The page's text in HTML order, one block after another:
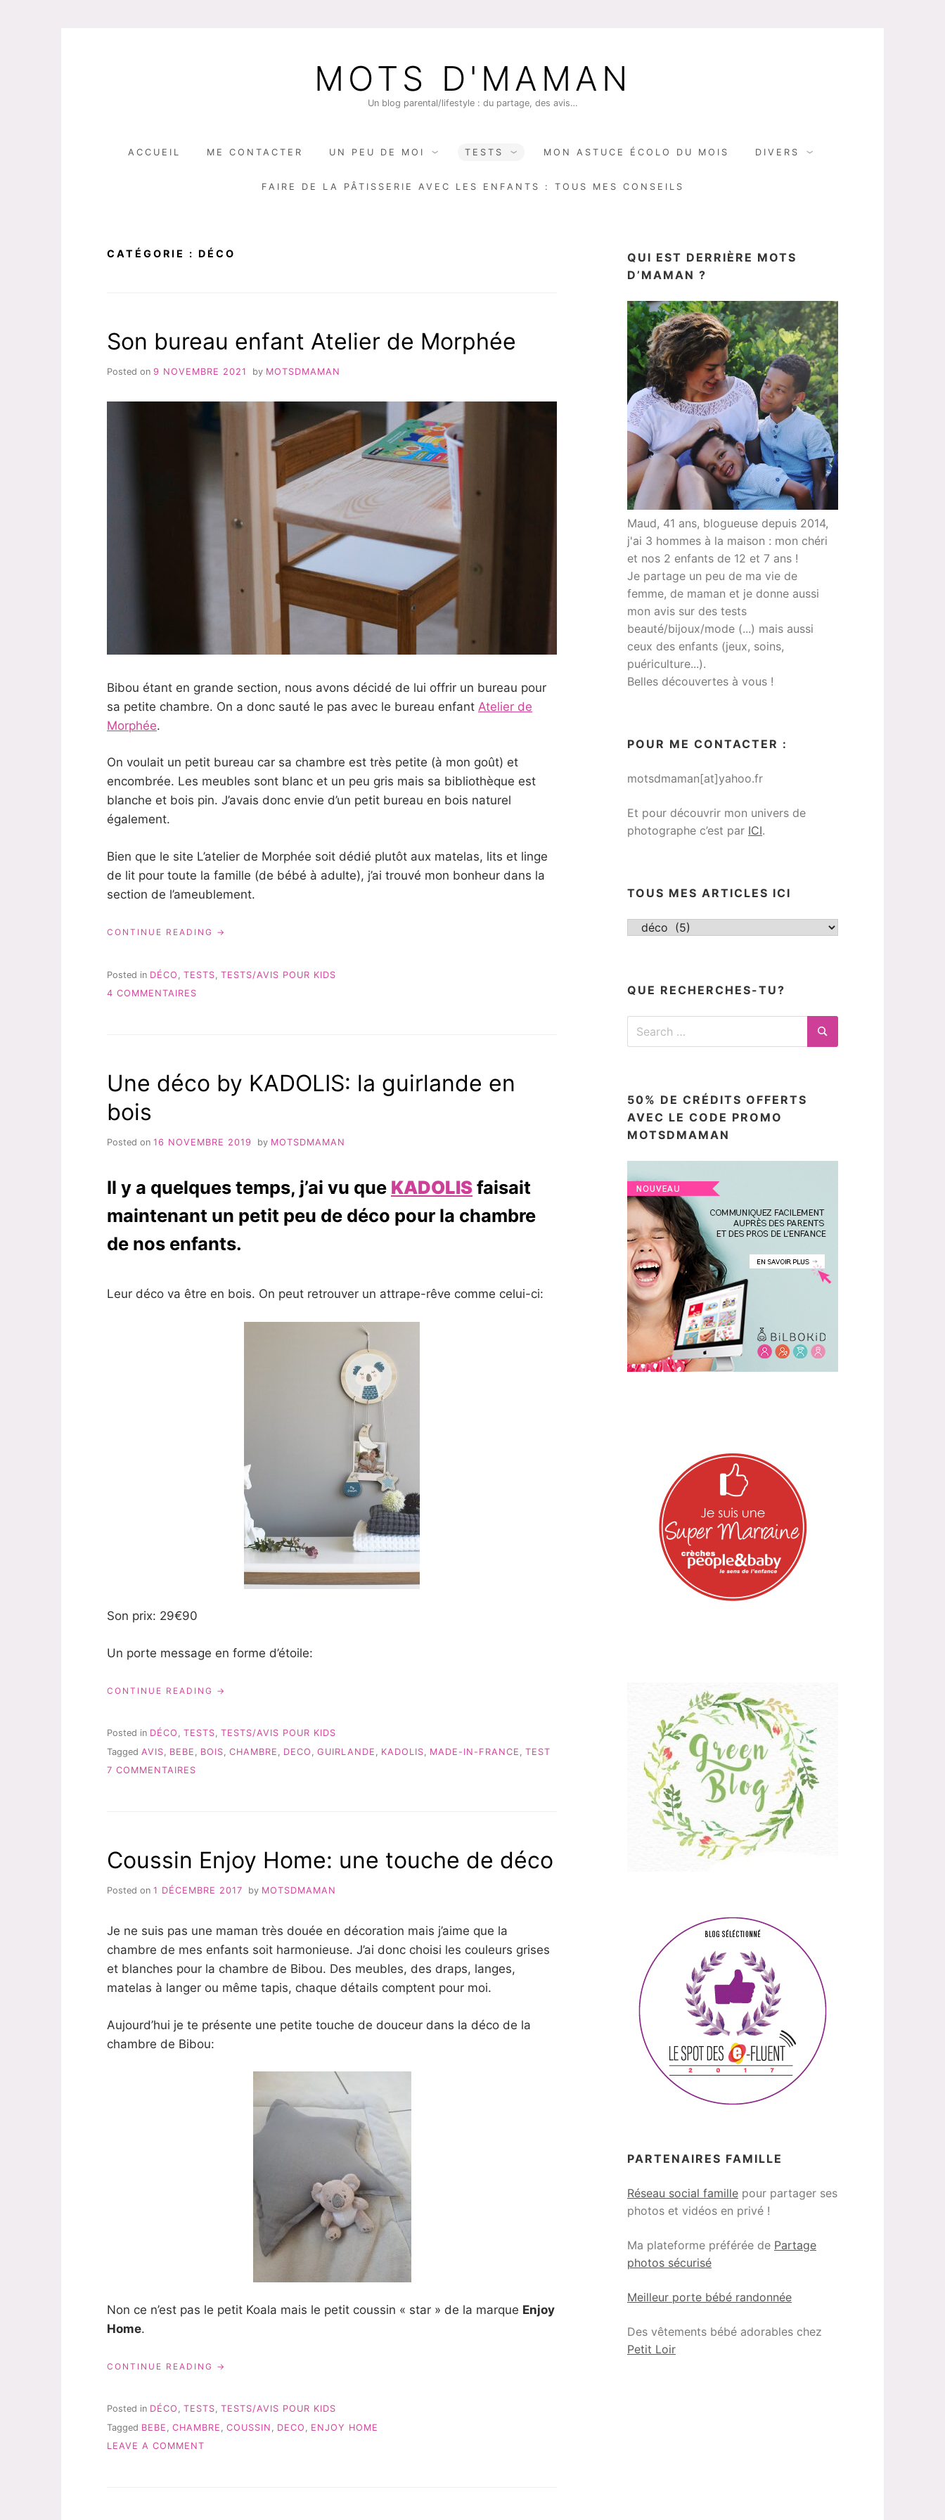
MOTS D'MAMAN
Un blog parental/lifestyle : du partage, des avis…
ACCUEIL ME CONTACTER UN PEU DE MOI TESTS MON ASTUCE ÉCOLO DU MOIS DIVERS
FAIRE DE LA PÂTISSERIE AVEC LES ENFANTS : TOUS MES CONSEILS
CATÉGORIE : DÉCO
Son bureau enfant Atelier de Morphée
Posted on 9 NOVEMBRE 2021 by MOTSDMAMAN
Bibou étant en grande section, nous avons décidé de lui offrir un bureau pour
sa petite chambre. On a donc sauté le pas avec le bureau enfant Atelier de
Morphée.
On voulait un petit bureau car sa chambre est très petite (à mon goût) et
encombrée. Les meubles sont blanc et un peu gris mais sa bibliothèque est
blanche et bois pin. J’avais donc envie d’un petit bureau en bois naturel
également.
Bien que le site L’atelier de Morphée soit dédié plutôt aux matelas, lits et linge
de lit pour toute la famille (de bébé à adulte), j’ai trouvé mon bonheur dans la
section de l’ameublement.
CONTINUE READING « SON
ATELIER
Posted in DÉCO TESTS TESTS/AVIS POUR KIDS
4 COMMENTAIRES
MORPHÉE
Une déco by KADOLIS: la guirlande en
bois
Posted on 16 NOVEMBRE 2019 by MOTSDMAMAN
Il y a quelques temps, j’ai vu que KADOLISfaisait
maintenant un petit peu de déco pour la chambre
de nos enfants.
Leur déco va être en bois. On peut retrouver un attrape-rêve comme celui-ci:
Son prix: 29€90
Un porte message en forme d’étoile:
CONTINUE READING « UNE
KADOLIS:
GUIRLANDE
Posted in DÉCO , TESTS, TESTS/AVIS POUR KIDS
Tagged AVIS BEBE BOIS CHAMBRE DECO GUIRLANDE KADOLIS MADE-IN-FRANCE
TEST
7 COMMENTAIRES
GUIRLANDE
EN
Coussin Enjoy Home: une touche de déco
Posted on 1 DÉCEMBRE 2017 by MOTSDMAMAN
Je ne suis pas une maman très douée en décoration mais j’aime que la
chambre de mes enfants soit harmonieuse. J’ai donc choisi les couleurs grises
et blanches pour la chambre de Bibou. Des meubles, des draps, langes,
matelas à langer ou même tapis, chaque détails comptent pour moi.
Aujourd’hui je te présente une petite touche de douceur dans la déco de la
chambre de Bibou:
Non ce n’est pas le petit Koala mais le petit coussin « star » de la marque Enjoy
Home.
CONTINUE READING « COUSSIN
UNE
DE
Posted in DÉCO , TESTS, TESTS/AVIS POUR KIDS
Tagged BEBE CHAMBRE COUSSIN DECO
ENJOY HOME
LEAVE A COMMENT
QUI EST DERRIÈRE MOTS
D’MAMAN ?
Maud, 41 ans, blogueuse depuis 2014,
j'ai 3 hommes à la maison : mon chéri
et nos 2 enfants de 12 et 7 ans !
Je partage un peu de ma vie de
femme, de maman et je donne aussi
mon avis sur des tests
beauté/bijoux/mode (...) mais aussi
ceux des enfants (jeux, soins,
puériculture...).
Belles découvertes à vous !
POUR ME CONTACTER :
motsdmaman[at]yahoo.fr
Et pour découvrir mon univers de
photographe c’est par ICI.
TOUS MES ARTICLES ICI
Tous
QUE RECHERCHES-TU?
Search
Search
50% DE CRÉDITS OFFERTS
AVEC LE CODE PROMO
MOTSDMAMAN
PARTENAIRES FAMILLE
Réseau social famille pour partager ses
photos et vidéos en privé !
Ma plateforme préférée de Partage
photos sécurisé
Meilleur porte bébé randonnée
Des vêtements bébé adorables chez
Petit Loir